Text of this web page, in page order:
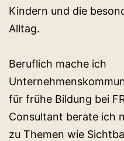
Kindern und die
Alltag.
Beruflich mache ich
für frühe Bildung bei
Consultant berate ich
zu Themen wie